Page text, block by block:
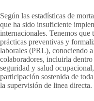
Según las estadísticas de
que ha sido insuficiente
internacionales. Tenemos que
prácticas preventivas y
laborales (PRL), conociendo
colaboradores, incluirla
seguridad y salud
participación sostenida de
la supervisión de linea directa.